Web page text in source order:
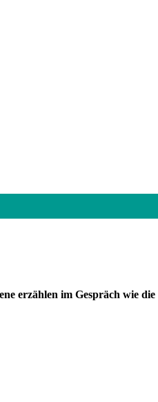
erzählen im Gespräch wie